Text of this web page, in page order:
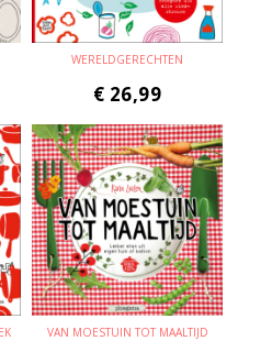
WERELDGERECHTEN
€ 26,99
VAN MOESTUIN TOT MAALTIJD